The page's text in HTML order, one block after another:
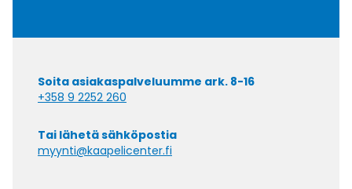
Soita asiakaspalveluumme ark. 8-16
+358 9 2252 260
Tai lähetä sähköpostia
myynti@kaapelicenter.fi